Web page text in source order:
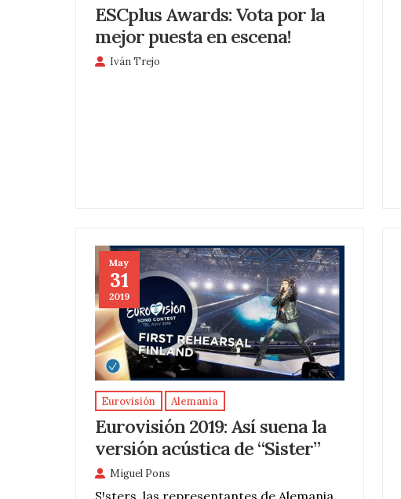
ESCplus Awards: Vota por la
mejor puesta en escena!
Iván Trejo
May
31
2019
Eurovisión Alemania
Eurovisión 2019: Así suena la
versión acústica de “Sister”
Miguel Pons